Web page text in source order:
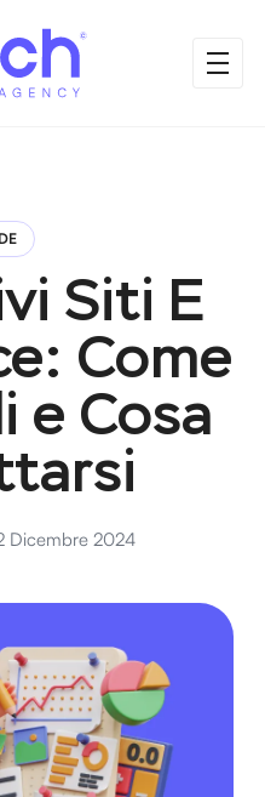
Siti E
Come
e Cosa
Dicembre 2024